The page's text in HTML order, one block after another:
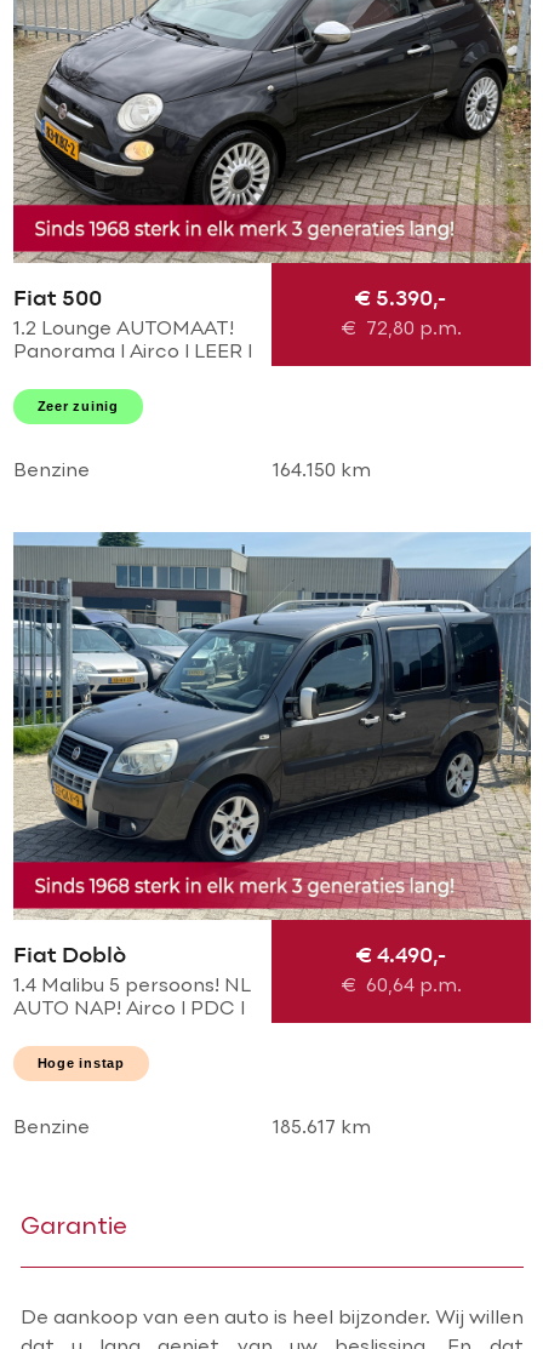
Fiat 500
1.2 Lounge AUTOMAAT!
Panorama l Airco l LEER l
NL AUTO NAP l DEALER
ONDERHOUDEN l
€ 5.390,-
€ 72,80 p.m.
Zeer zuinig
Benzine 164.150 km
Fiat Doblò
1.4 Malibu 5 persoons! NL
AUTO NAP! Airco l PDC l
pakket! TOPSTAAT l
Goed onderhouden!
€ 4.490,-
€ 60,64p.m.
Hoge instap
Benzine 185.617 km
Garantie
De aankoop van een auto is heel bijzonder. Wij willen